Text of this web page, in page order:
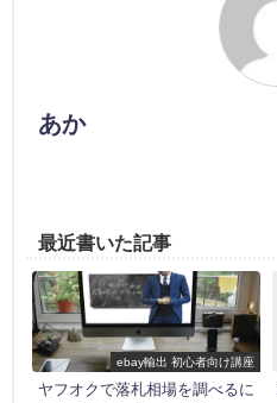
あか
最近書いた記事
ebay輸出 初心者向け講座
ヤフオクで落札相場を調べるに